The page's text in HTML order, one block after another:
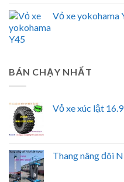
Vỏ xe yokohama
BÁN CHẠY NHẤT
Vỏ xe xúc lật
Thang nâng đôi